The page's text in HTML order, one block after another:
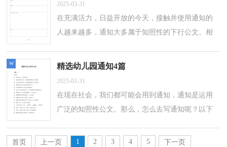
2025-03-31
在充满活力，日益开放的今天，接触并使用通知的
人越来越多，通知大多属于知照性的下行公文。相
编帮大家整理的家长通知6篇，供大家参考...
精选幼儿园通知4篇
2025-03-31
在现在社会，我们都可能会用到通知，通知是运用
广泛的知照性公文。那么，怎么去写通知呢？以下
大家能够喜欢。幼儿园通知 篇1各位家长朋...
w
首页 上一页 1 2 3 4 5
下一页